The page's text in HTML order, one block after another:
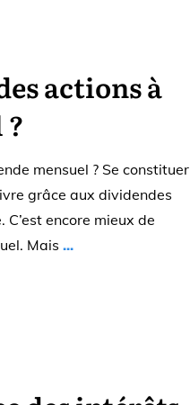
actions à
mensuel ? Se constituer
grâce aux dividendes
encore mieux de
Mais ...